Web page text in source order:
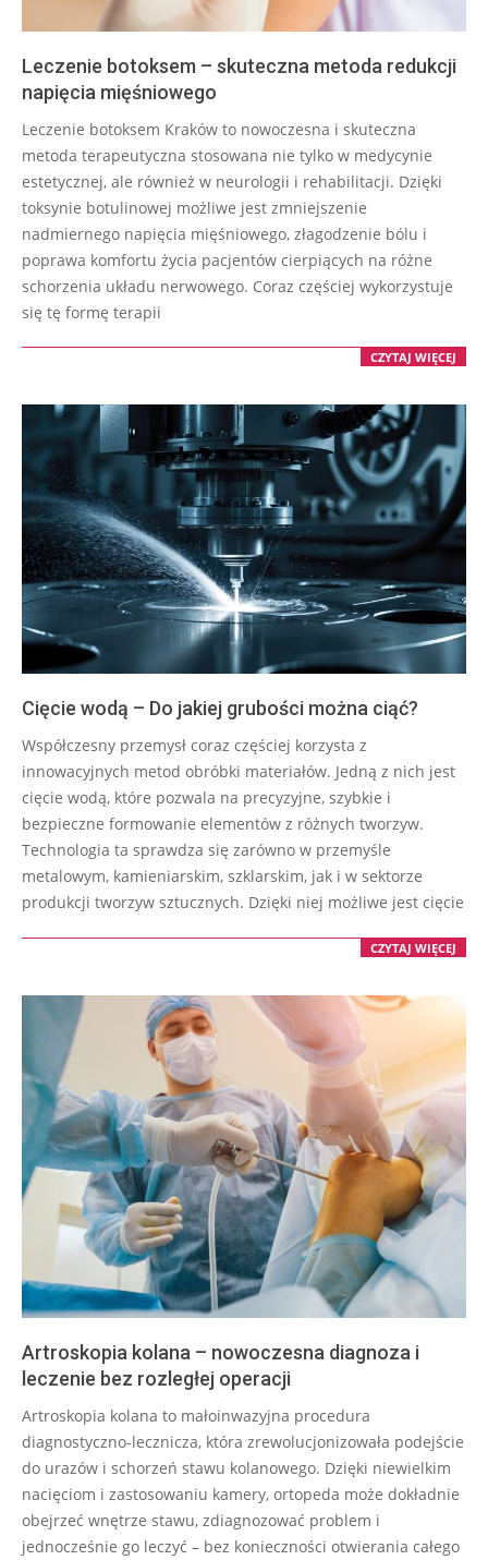
Leczenie botoksem – skuteczna metoda redukcji
napięcia mięśniowego
Leczenie botoksem Kraków to nowoczesna i skuteczna
metoda terapeutyczna stosowana nie tylko w medycynie
estetycznej, ale również w neurologii i rehabilitacji. Dzięki
toksynie botulinowej możliwe jest zmniejszenie
nadmiernego napięcia mięśniowego, złagodzenie bólu i
poprawa komfortu życia pacjentów cierpiących na różne
schorzenia układu nerwowego. Coraz częściej wykorzystuje
się tę formę terapii
CZYTAJ WIĘCEJ
Cięcie wodą – Do jakiej grubości można ciąć?
Współczesny przemysł coraz częściej korzysta z
innowacyjnych metod obróbki materiałów. Jedną z nich jest
cięcie wodą, które pozwala na precyzyjne, szybkie i
bezpieczne formowanie elementów z różnych tworzyw.
Technologia ta sprawdza się zarówno w przemyśle
metalowym, kamieniarskim, szklarskim, jak i w sektorze
produkcji tworzyw sztucznych. Dzięki niej możliwe jest cięcie
CZYTAJ WIĘCEJ
Artroskopia kolana – nowoczesna diagnoza i
leczenie bez rozległej operacji
Artroskopia kolana to małoinwazyjna procedura
diagnostyczno-lecznicza, która zrewolucjonizowała podejście
do urazów i schorzeń stawu kolanowego. Dzięki niewielkim
nacięciom i zastosowaniu kamery, ortopeda może dokładnie
obejrzeć wnętrze stawu, zdiagnozować problem i
jednocześnie go leczyć – bez konieczności otwierania całego